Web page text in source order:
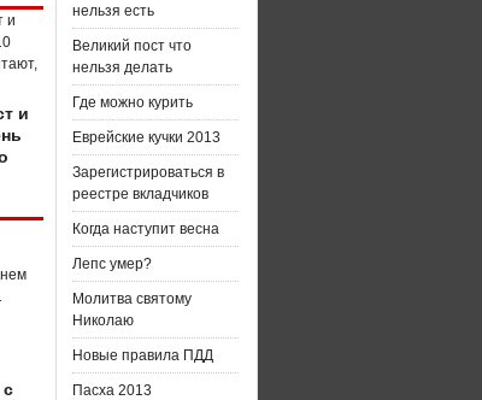
и
с
нельзя есть
Великий пост что
нельзя делать
Где можно курить
Еврейские кучки 2013
Зарегистрироваться в
реестре вкладчиков
Когда наступит весна
Лепс умер?
Молитва святому
Николаю
Новые правила ПДД
Пасха 2013